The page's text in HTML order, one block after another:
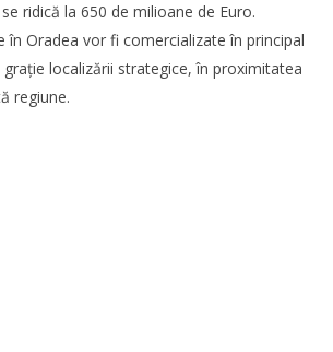
ridică la 650 de milioane de Euro.
în Oradea vor fi comercializate în principal
grație localizării strategice, în proximitatea
regiune.